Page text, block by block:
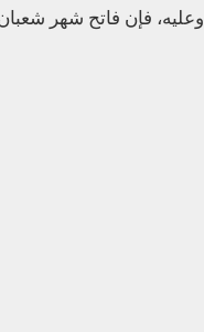
وعليه، فإن فاتح شهر شعبان هو يوم